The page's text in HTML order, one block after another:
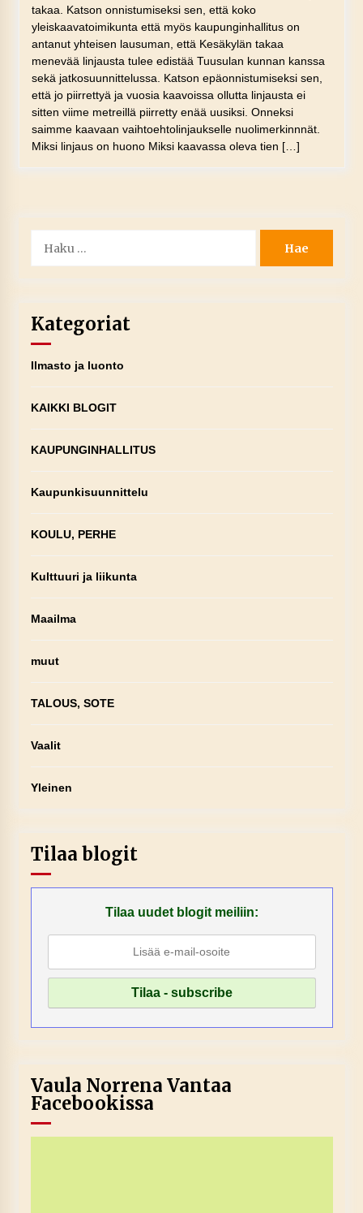
takaa. Katson onnistumiseksi sen, että koko
yleiskaavatoimikunta että myös kaupunginhallitus on
antanut yhteisen lausuman, että Kesäkylän takaa
menevää linjausta tulee edistää Tuusulan kunnan kanssa
sekä jatkosuunnittelussa. Katson epäonnistumiseksi sen,
että jo piirrettyä ja vuosia kaavoissa ollutta linjausta ei
sitten viime metreillä piirretty enää uusiksi. Onneksi
saimme kaavaan vaihtoehtolinjaukselle nuolimerkinnnät.
Miksi linjaus on huono Miksi kaavassa oleva tien […]
Kategoriat
Ilmasto ja luonto
KAIKKI BLOGIT
KAUPUNGINHALLITUS
Kaupunkisuunnittelu
KOULU, PERHE
Kulttuuri ja liikunta
Maailma
muut
TALOUS, SOTE
Vaalit
Yleinen
Tilaa blogit
Tilaa uudet blogit meiliin:
Vaula Norrena Vantaa
Facebookissa